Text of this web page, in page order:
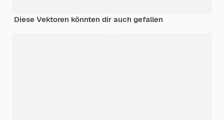
Diese Vektoren könnten dir auch gefallen